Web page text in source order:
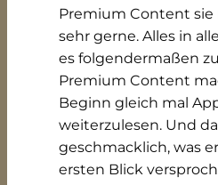
Premium Content sie
sehr gerne. Alles in
es folgendermaßen
Premium Content
Beginn gleich mal
weiterzulesen. Und
geschmacklich, was
ersten Blick